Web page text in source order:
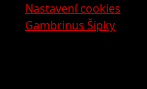
Nastavení cookies
Gambrinus Šipky